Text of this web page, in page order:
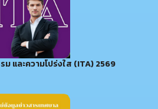
ม และความโปร่งใส (ITA) 2569